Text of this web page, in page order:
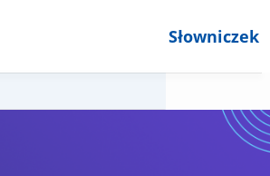
Słowniczek